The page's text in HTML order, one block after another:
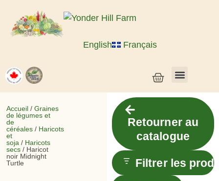
English Français
Accueil /Graines
de légumes et
de
céréales / Haricots
et
soja / Haricots
secs / Haricot
noir Midnight
Turtle
Retourner au
catalogue
Filtrer les